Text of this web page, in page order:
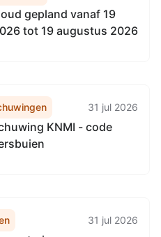
gepland vanaf 19
tot 19 augustus 2026
31 jul 2026
KNMI - code
31 jul 2026